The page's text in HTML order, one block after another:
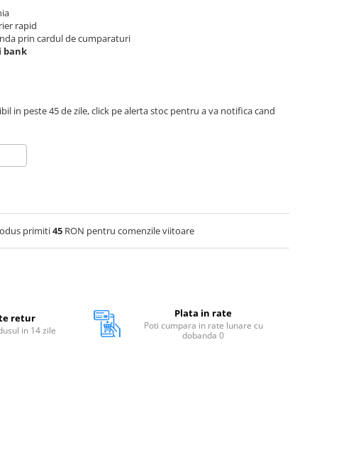
rapid
prin cardul de cumparaturi
bank
in peste 45 de zile, click pe alerta stoc pentru a va notifica cand
primiti45 RON pentru comenzile viitoare
retur
in 14 zile
Plata in rate
Poti cumpara in rate lunare cu
dobanda 0